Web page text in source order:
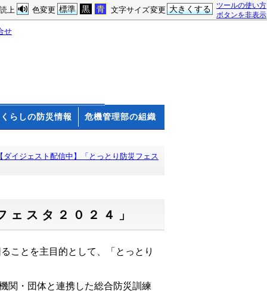
ツールの使い方
ボタンを非表示
文字サイズ変更 大きくする
色変更 標準 黒 青
上
せ
くらしの防災情報 危機管理部の組織
ダイジェスト配信中】「とっとり防災フェス
ェスタ２０２４」
ことを主目的として、「とっとり
関・団体と連携した総合防災訓練